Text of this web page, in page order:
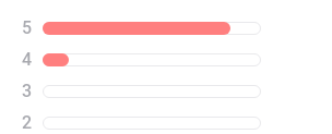
5
4
3
2